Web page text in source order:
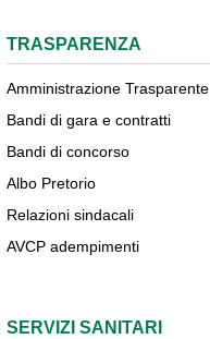
TRASPARENZA
Amministrazione Trasparente
Bandi di gara e contratti
Bandi di concorso
Albo Pretorio
Relazioni sindacali
AVCP adempimenti
SERVIZI SANITARI